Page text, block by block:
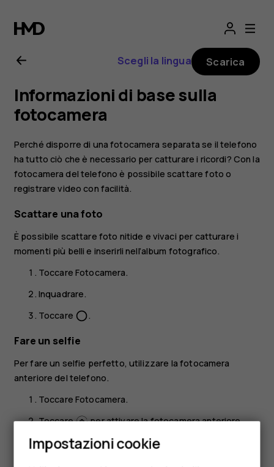
Manuale
d’uso
del
Nokia
5.1
Smartphone
Cellulari
Scegli la lingua Scarica
Informazioni di base sulla
fotocamera
Perché disporre di una fotocamera separata se il telefono
ha tutto ciò che è necessario per catturare i ricordi? Con la
fotocamera del telefono è possibile scattare foto o
registrare video con facilità.
Scattare una foto
È possibile scattare foto nitide e vivaci per catturare i
momenti più belli e inserirli nell’album fotografico.
ToccareFotocamera.
Inquadrare.
Toccare panorama_fish_eye.
Fare un selfie
Per fare un selfie perfetto, utilizzare la fotocamera
anteriore del telefono.
ToccareFotocamera.
Toccare
per attivare la fotocamera anteriore.
Inquadrare.
Impostazioni cookie